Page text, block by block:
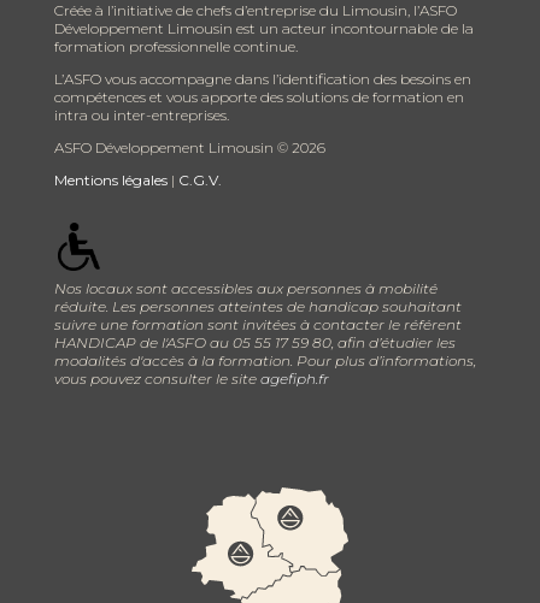
Créée à l’initiative de chefs d’entreprise du Limousin, l’ASFO
Développement Limousin est un acteur incontournable de la
formation professionnelle continue.
L’ASFO vous accompagne dans l’identification des besoins en
compétences et vous apporte des solutions de formation en
intra ou inter-entreprises.
ASFO Développement Limousin © 2026
Mentions légales| C.G.V.
Nos locaux sont accessibles aux personnes à mobilité
réduite. Les personnes atteintes de handicap souhaitant
suivre une formation sont invitées à contacter le référent
HANDICAP de l'ASFO au 05 55 17 59 80, afin d’étudier les
modalités d'accès à la formation. Pour plus d’informations,
vous pouvez consulter le site agefiph.fr